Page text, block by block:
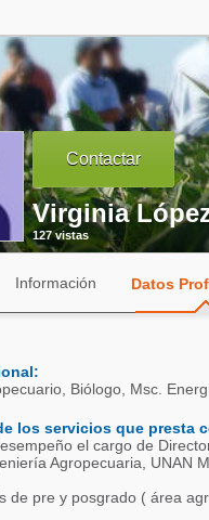
Contactar
Virginia
127 vistas
Información Datos
Biólogo, Msc.
los servicios que presta
el cargo de
Agropecuaria, UNAN
de pre y posgrado ( área